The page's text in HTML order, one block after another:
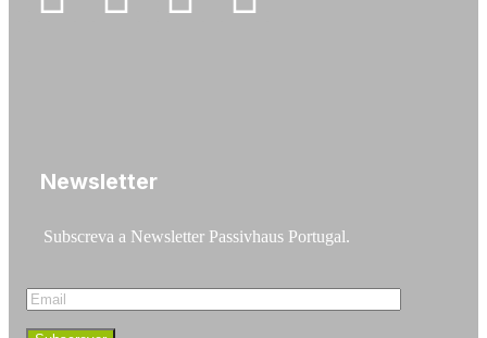
Newsletter
Subscreva a Newsletter Passivhaus Portugal.